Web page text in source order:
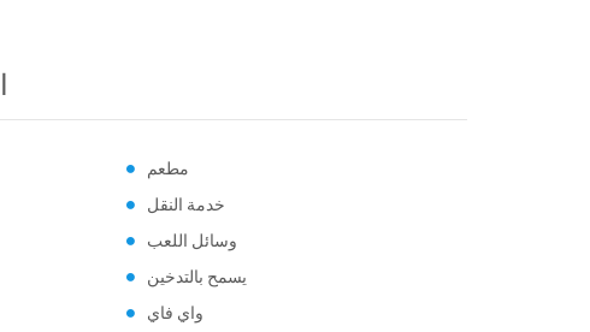
مطعم
خدمة النقل
وسائل اللعب
يسمح بالتدخين
واي فاي